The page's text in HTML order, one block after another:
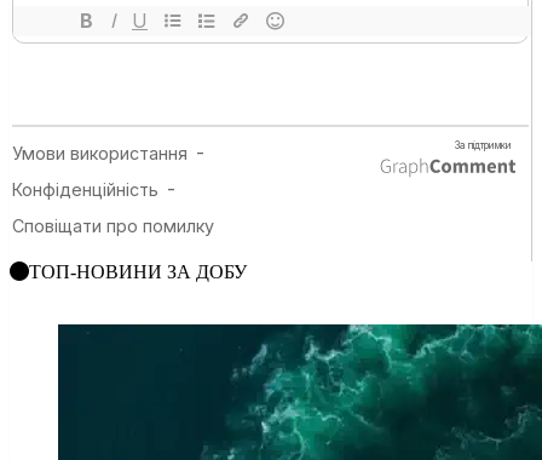
ТОП-НОВИНИ ЗА ДОБУ